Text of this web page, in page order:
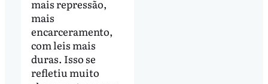
mais repressão,
mais
encarceramento,
com leis mais
duras. Isso se
refletiu muito